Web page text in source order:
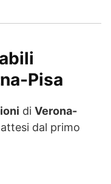
Pisa
di Verona-
dal primo